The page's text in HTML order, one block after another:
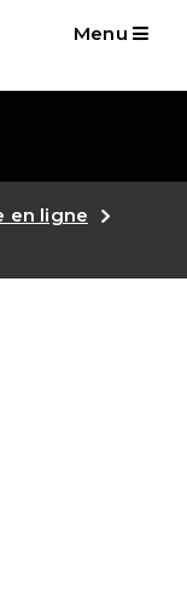
Menu
en ligne